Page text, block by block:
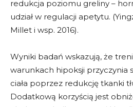
redukcja poziomu greliny –
udział w regulacji apetytu.
Millet i wsp. 2016).
Wyniki badań wskazują, że
warunkach hipoksji przyczynia
ciała poprzez redukcję tkanki
Dodatkową korzyścią jest